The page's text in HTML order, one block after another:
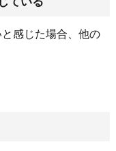
感じた場合、他の